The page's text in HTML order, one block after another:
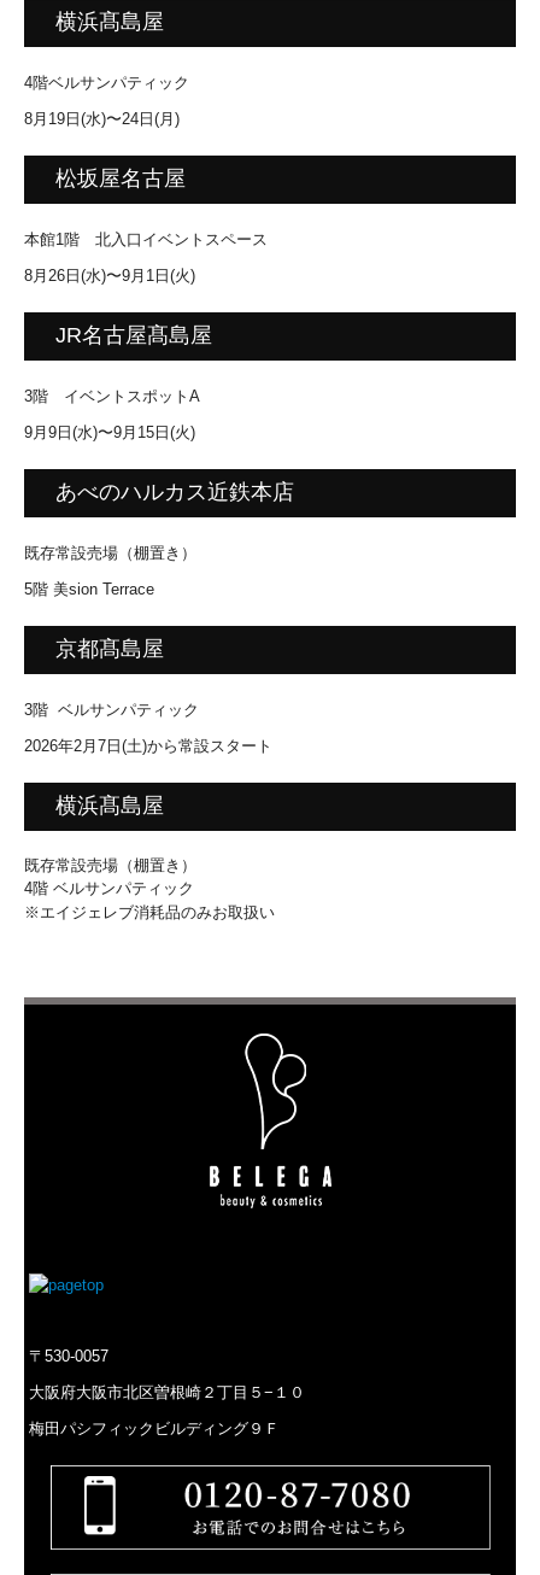
横浜髙島屋
4階ベルサンパティック
8月19日(水)〜24日(月)
松坂屋名古屋
本館1階 北入口イベントスペース
8月26日(水)〜9月1日(火)
JR名古屋髙島屋
3階 イベントスポットA
9月9日(水)〜9月15日(火)
あべのハルカス近鉄本店
既存常設売場（棚置き）
5階 美sion Terrace
京都髙島屋
3階 ベルサンパティック
2026年2月7日(土)から常設スタート
横浜髙島屋
既存常設売場（棚置き）
4階 ベルサンパティック
※エイジェレブ消耗品のみお取扱い
〒530-0057
大阪府大阪市北区曽根崎２丁目５−１０
梅田パシフィックビルディング９Ｆ